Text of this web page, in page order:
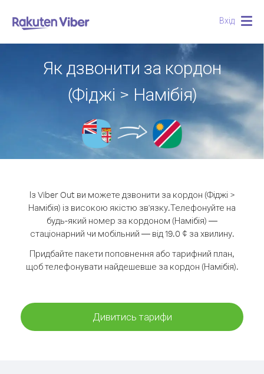
Вхід
Як дзвонити за кордон
(Фіджі > Намібія)
Із Viber Out ви можете дзвонити за кордон (Фіджі >
Намібія) із високою якістю зв'язку.Телефонуйте на
будь-який номер за кордоном (Намібія) —
стаціонарний чи мобільний — від 19.0 ¢ за хвилину.
Придбайте пакети поповнення або тарифний план,
щоб телефонувати найдешевше за кордон (Намібія).
Дивитись тарифи